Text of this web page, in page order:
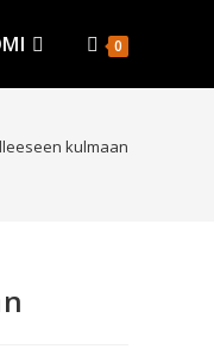
0
kulmaan